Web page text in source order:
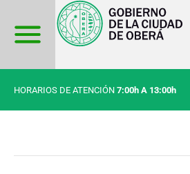
contenido
HORARIOS DE ATENCIÓN 7:00h A 13:00h